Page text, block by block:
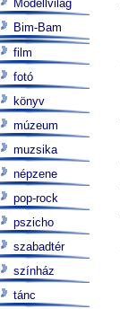
Modellvilág
Bim-Bam
film
fotó
könyv
múzeum
muzsika
népzene
pop-rock
pszicho
szabadtér
színház
tánc